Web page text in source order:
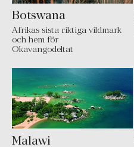
Botswana
Afrikas sista riktiga vildmark
och hem för
Okavangodeltat
Malawi